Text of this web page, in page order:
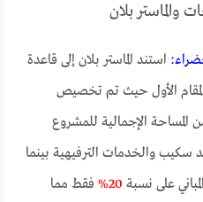
والماستر بلان
استند الماستر بلان إلى قاعدة
الأول حيث تم تخصيص
المساحة الإجمالية للمشروع
سكيب والخدمات الترفيهية بينما
على نسبة 20%
فقط مما